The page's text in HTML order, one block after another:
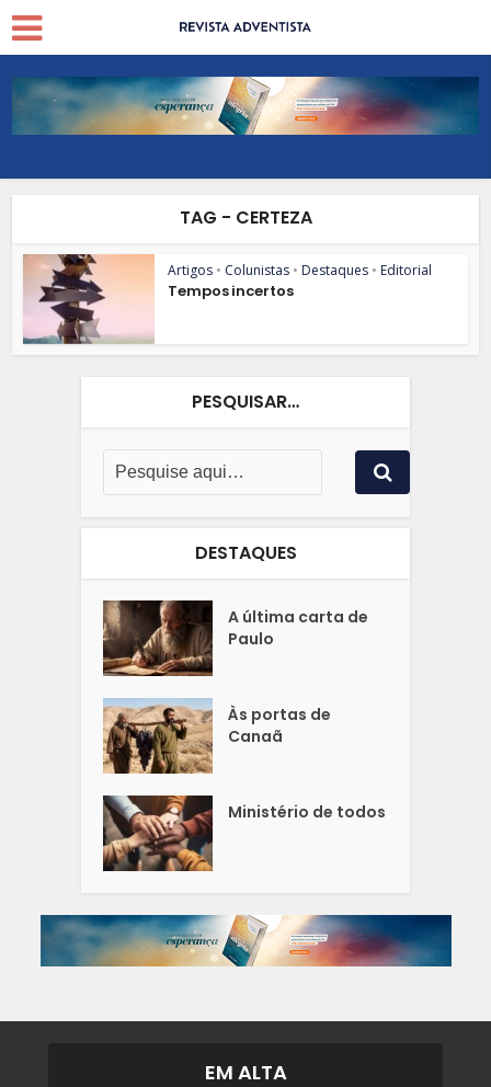
TAG - CERTEZA
Artigos • Colunistas • Destaques • Editorial
Tempos incertos
PESQUISAR…
DESTAQUES
A última carta de
Paulo
Às portas de
Canaã
Ministério de todos
EM ALTA